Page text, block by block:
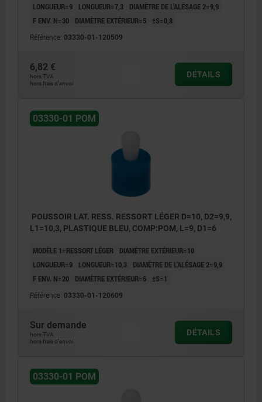
1) Outil de montage
2) Certaines tailles ont une forme de tige
W = longueur de la pièce
Z = diamètre de la butée
LONGUEUR=9
LONGUEUR=7,3
DIAMÈTRE DE L'ALÉSAGE 2=9,9
F ENV. N=30
DIAMÈTRE EXTÉRIEUR=5 ±S=0,8
Référence: 03330-01-120509
6,82 €
hors TVA
hors frais d’envoi
DÉTAILS
03330-01 POM
POUSSOIR LAT. RESS. RESSORT LÉGER D=10, D2=9,9,
L1=10,3, PLASTIQUE BLEU, COMP:POM, L=9, D1=6
MODÈLE 1=RESSORT LÉGER
DIAMÈTRE EXTÉRIEUR=10
LONGUEUR=9
LONGUEUR=10,3
DIAMÈTRE DE L'ALÉSAGE 2=9,9
F ENV. N=20
DIAMÈTRE EXTÉRIEUR=6 ±S=1
Référence: 03330-01-120609
Sur demande
hors TVA
hors frais d’envoi
DÉTAILS
03330-01 POM